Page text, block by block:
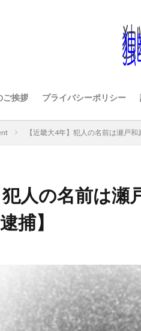
ご挨拶 プライバシーポリシー
【近畿大4年】犯人の名前は瀬戸
犯人の名前は瀬
捕】